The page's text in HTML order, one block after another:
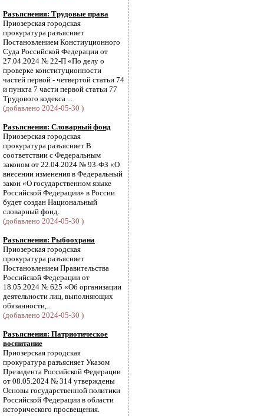
Разъяснения: Трудовые права
Приозерская городская
прокуратура разъясняет
Постановлением Констиуционного
Суда Российской Федерации от
27.04.2024 № 22-П «По делу о
проверке конституционности
частей первой - четвертой статьи 74
и пункта 7 части первой статьи 77
Трудового кодекса ...
(добавлено 2024-05-30 )
Разъяснения: Словарный фонд
Приозерская городская
прокуратура разъясняет В
соответствии с Федеральным
законом от 22.04.2024 № 93-ФЗ «О
внесении изменения в Федеральный
закон «О государственном языке
Российской Федерации» в России
будет создан Национальный
словарный фонд.
(добавлено 2024-05-30 )
Разъяснения: Рыбоохрана
Приозерская городская
прокуратура разъясняет
Постановлением Правительства
Российской Федерации от
18.05.2024 № 625 «Об организации
деятельности лиц, выполняющих
обязанности,...
(добавлено 2024-05-30 )
Разъяснения: Патриотическое
воспитание
Приозерская городская
прокуратура разъясняет Указом
Президента Российской Федерации
от 08.05.2024 № 314 утверждены
Основы государственной политики
Российской Федерации в области
исторического просвещения.